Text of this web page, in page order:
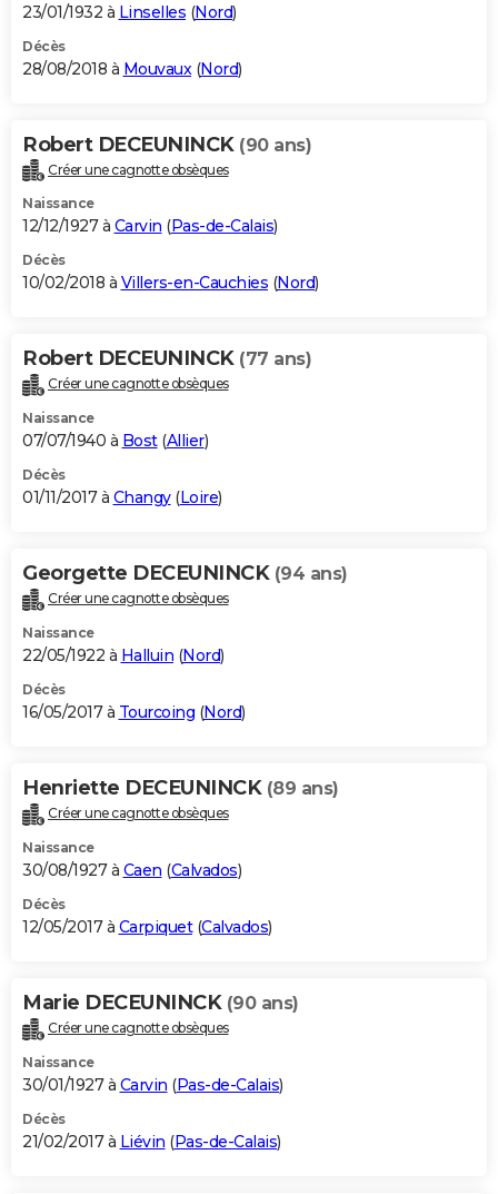
23/01/1932 à Linselles (Nord)
Décès
28/08/2018 à Mouvaux (Nord)
Robert DECEUNINCK (90 ans)
Créer une cagnotte obsèques
Naissance
12/12/1927 à Carvin (Pas-de-Calais)
Décès
10/02/2018 à Villers-en-Cauchies (Nord)
Robert DECEUNINCK (77 ans)
Créer une cagnotte obsèques
Naissance
07/07/1940 à Bost(Allier)
Décès
01/11/2017 à Changy(Loire)
Georgette DECEUNINCK (94 ans)
Créer une cagnotte obsèques
Naissance
22/05/1922 à Halluin (Nord)
Décès
16/05/2017 à Tourcoing (Nord)
Henriette DECEUNINCK (89 ans)
Créer une cagnotte obsèques
Naissance
30/08/1927 à Caen (Calvados)
Décès
12/05/2017 à Carpiquet(Calvados)
Marie DECEUNINCK (90 ans)
Créer une cagnotte obsèques
Naissance
30/01/1927 à Carvin (Pas-de-Calais)
Décès
21/02/2017 à Liévin (Pas-de-Calais)